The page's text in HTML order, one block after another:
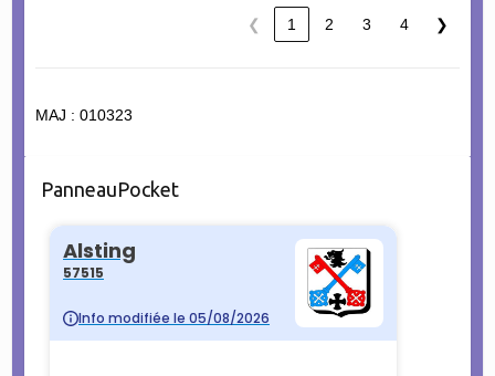
❮ 1 2 3 4 ❯
MAJ : 010323
PanneauPocket